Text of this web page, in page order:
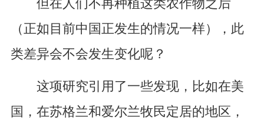
但在人们不再种植这类农作物之后
（正如目前中国正发生的情况一样），此
类差异会不会发生变化呢？
这项研究引用了一些发现，比如在美
国，在苏格兰和爱尔兰牧民定居的地区，